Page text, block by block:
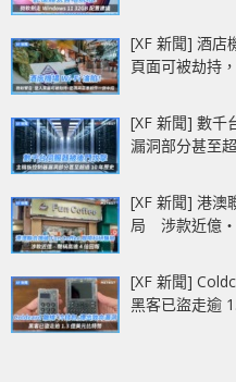
[XF 新聞] 酒店
頁面可被劫持
[XF 新聞] 數
漏洞部分甚至
[XF 新聞] 港澳
局 涉款近億‧
[XF 新聞]
黑客已盜走逾